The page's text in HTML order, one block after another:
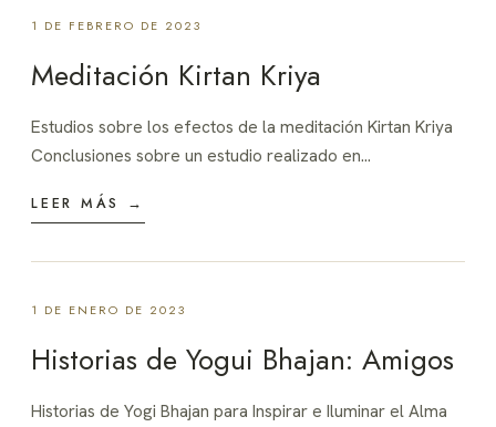
1 DE FEBRERO DE 2023
Meditación Kirtan Kriya
Estudios sobre los efectos de la meditación Kirtan Kriya
Conclusiones sobre un estudio realizado en…
LEER MÁS →
1 DE ENERO DE 2023
Historias de Yogui Bhajan: Amigos
Historias de Yogi Bhajan para Inspirar e Iluminar el Alma